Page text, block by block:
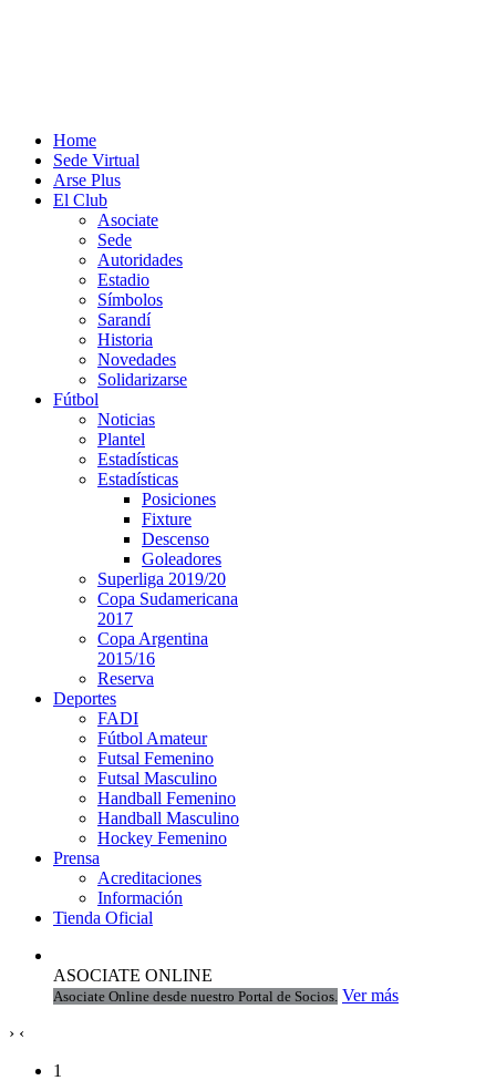
Home
Sede Virtual
Arse Plus
El Club
Asociate
Sede
Autoridades
Estadio
Símbolos
Sarandí
Historia
Novedades
Solidarizarse
Fútbol
Noticias
Plantel
Estadísticas
Estadísticas
Posiciones
Fixture
Descenso
Goleadores
Superliga 2019/20
Copa Sudamericana
2017
Copa Argentina
2015/16
Reserva
Deportes
FADI
Fútbol Amateur
Futsal Femenino
Futsal Masculino
Handball Femenino
Handball Masculino
Hockey Femenino
Prensa
Acreditaciones
Información
Tienda Oficial
ASOCIATE ONLINE
Asociate Online desde nuestro Portal de Socios. Ver más
› ‹
1